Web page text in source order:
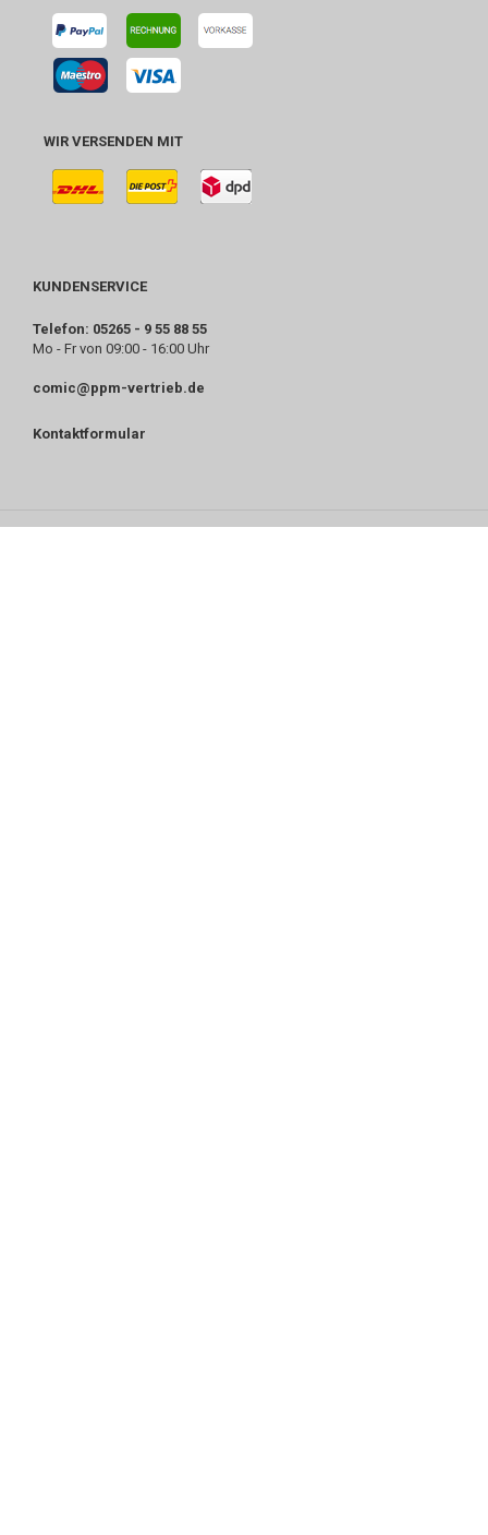
WIR VERSENDEN MIT
KUNDENSERVICE
Telefon: 05265 - 9 55 88 55
Mo - Fr von 09:00 - 16:00 Uhr
comic@ppm-vertrieb.de
Kontaktformular